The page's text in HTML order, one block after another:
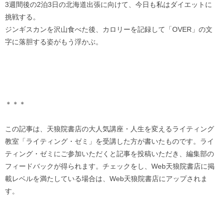
3週間後の2泊3日の北海道出張に向けて、今日も私はダイエットに
挑戦する。
ジンギスカンを沢山食べた後、カロリーを記録して「OVER」の文
字に落胆する姿がもう浮かぶ。
＊＊＊
この記事は、天狼院書店の大人気講座・人生を変えるライティング
教室「ライティング・ゼミ」を受講した方が書いたものです。ライ
ティング・ゼミにご参加いただくと記事を投稿いただき、編集部の
フィードバックが得られます。チェックをし、Web天狼院書店に掲
載レベルを満たしている場合は、Web天狼院書店にアップされま
す。